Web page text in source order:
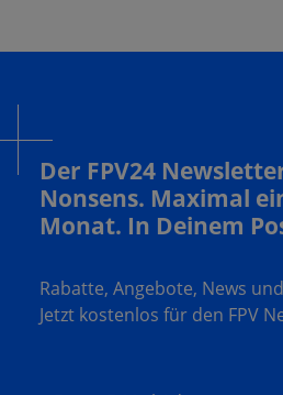
Der FPV24
Nonsens. Maximal
Monat. In Deinem
Rabatte, Angebote, News
Jetzt kostenlos für den FPV